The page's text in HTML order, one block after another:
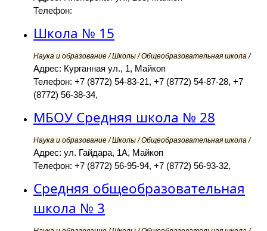
Телефон:
Школа № 15
Наука и образование / Школы / Общеобразовательная школа /
Адрес: Курганная ул., 1, Майкоп
Телефон: +7 (8772) 54-83-21, +7 (8772) 54-87-28, +7
(8772) 56-38-34,
МБОУ Средняя школа № 28
Наука и образование / Школы / Общеобразовательная школа /
Адрес: ул. Гайдара, 1А, Майкоп
Телефон: +7 (8772) 56-95-94, +7 (8772) 56-93-32,
Средняя общеобразовательная
школа № 3